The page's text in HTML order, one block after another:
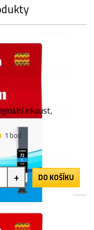
inkoust,
1 bod
+ DO KOŠÍKU